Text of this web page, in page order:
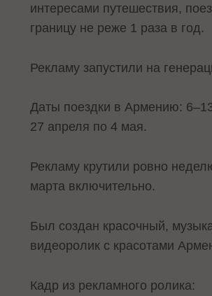
интересами путешествия,
границу не реже 1 раза в год.
Рекламу запустили на
Даты поездки в Армению:
27 апреля по 4 мая.
Рекламу крутили ровно
марта включительно.
Был создан красочный,
видеоролик с красотами
Кадр из рекламного ролика: